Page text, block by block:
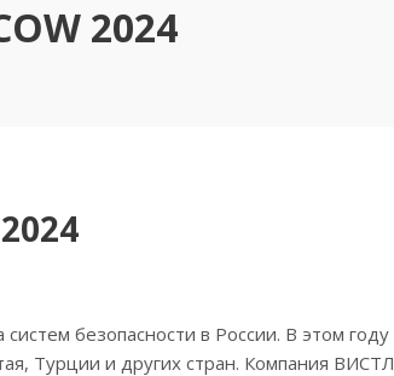
2024
безопасности в России. В этом
Турции и других стран. Компания